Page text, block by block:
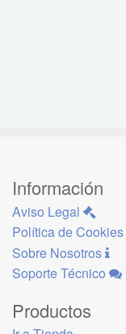
Información
Aviso Legal
Política de Cookies
Sobre Nosotros
Soporte Técnico
Productos